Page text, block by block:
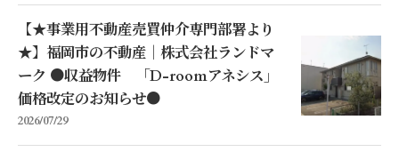
【★事業用不動産売買仲介専門部署より
★】福岡市の不動産｜株式会社ランドマ
ーク ●収益物件 「D-roomアネシス」
価格改定のお知らせ●
2026/07/29